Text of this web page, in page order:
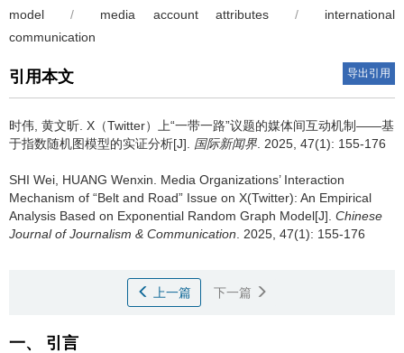
model
/ media account attributes /
international
communication
引用本文 导出引用
时伟 黄文昕 X（Twitter）上“一带一路”议题的媒体间互动机制——基
于指数随机图模型的实证分析[J]. 国际新闻界 . 2025, 47(1): 155-176
SHI Wei HUANG Wenxin
Media Organizations’ Interaction
Mechanism of “Belt and Road” Issue on X(Twitter): An Empirical
Analysis Based on Exponential Random Graph Model[J]. Chinese
Journal of Journalism & Communication . 2025, 47(1): 155-176
上一篇 下一篇
一、 引言